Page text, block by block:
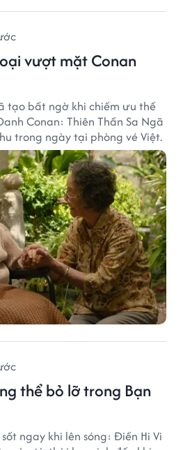
vượt mặt Conan
tạo bất ngờ khi chiếm ưu thế
Conan: Thiên Thần Sa Ngã
trong ngày tại phòng vé Việt.
thể bỏ lỡ trong Bạn
ngay khi lên sóng: Điền Hi Vi